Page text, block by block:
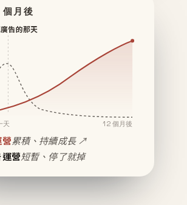
月後
告的那天
天 12 個月後
累積、持續成長 ↗
營短暫、停了就掉